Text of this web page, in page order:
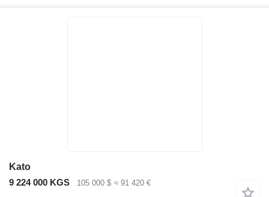
Kato
9 224 000 KGS
105 000 $ ≈ 91 420 €